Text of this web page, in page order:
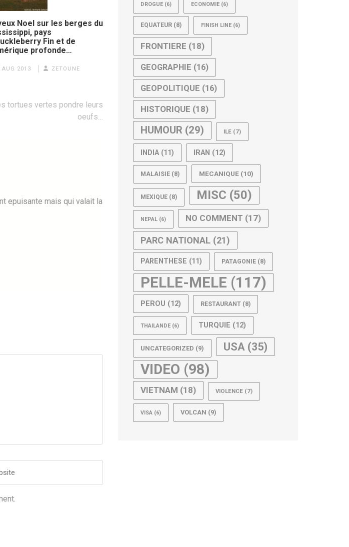
Noel sur les berges du
pays
Fin et de
profonde…
AUG 2013 ZETOUNE
tortues vertes pondre leurs
oeufs…
epuisante mais qui valait la
DROGUE (6) ECONOMIE (6)
EQUATEUR (8) FINISH LINE (6)
FRONTIERE (18)
GEOGRAPHIE (16)
GEOPOLITIQUE (16)
HISTORIQUE (18)
HUMOUR (29) ILE (7)
INDIA (11) IRAN (12)
MALAISIE (8) MECANIQUE (10)
MEXIQUE (8) MISC (50)
NEPAL (6) NO COMMENT (17)
PARC NATIONAL (21)
PARENTHESE (11) PATAGONIE (8)
PELLE-MELE (117)
PEROU (12) RESTAURANT (8)
THAILANDE (6) TURQUIE (12)
UNCATEGORIZED (9) USA (35)
VIDEO (98)
VIETNAM (18) VIOLENCE (7)
VISA (6) VOLCAN (9)